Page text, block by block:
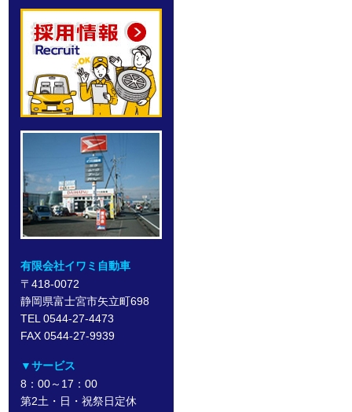
有限会社イワミ自動車
〒418-0072
静岡県富士宮市矢立町698
TEL 0544-27-4473
FAX 0544-27-9939
▼サービス
8：00～17：00
第2土・日・祝祭日定休